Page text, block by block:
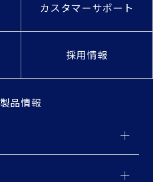
カスタマーサポート
採用情報
製品情報